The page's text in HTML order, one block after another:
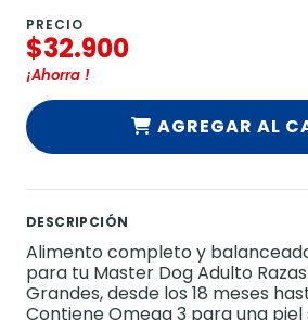
PRECIO
$32.900
¡Ahorra !
AGREGAR AL
DESCRIPCIÓN
Alimento completo y
para tu Master Dog Adulto
Grandes, desde los 18 meses
Contiene Omega 3 para una piel